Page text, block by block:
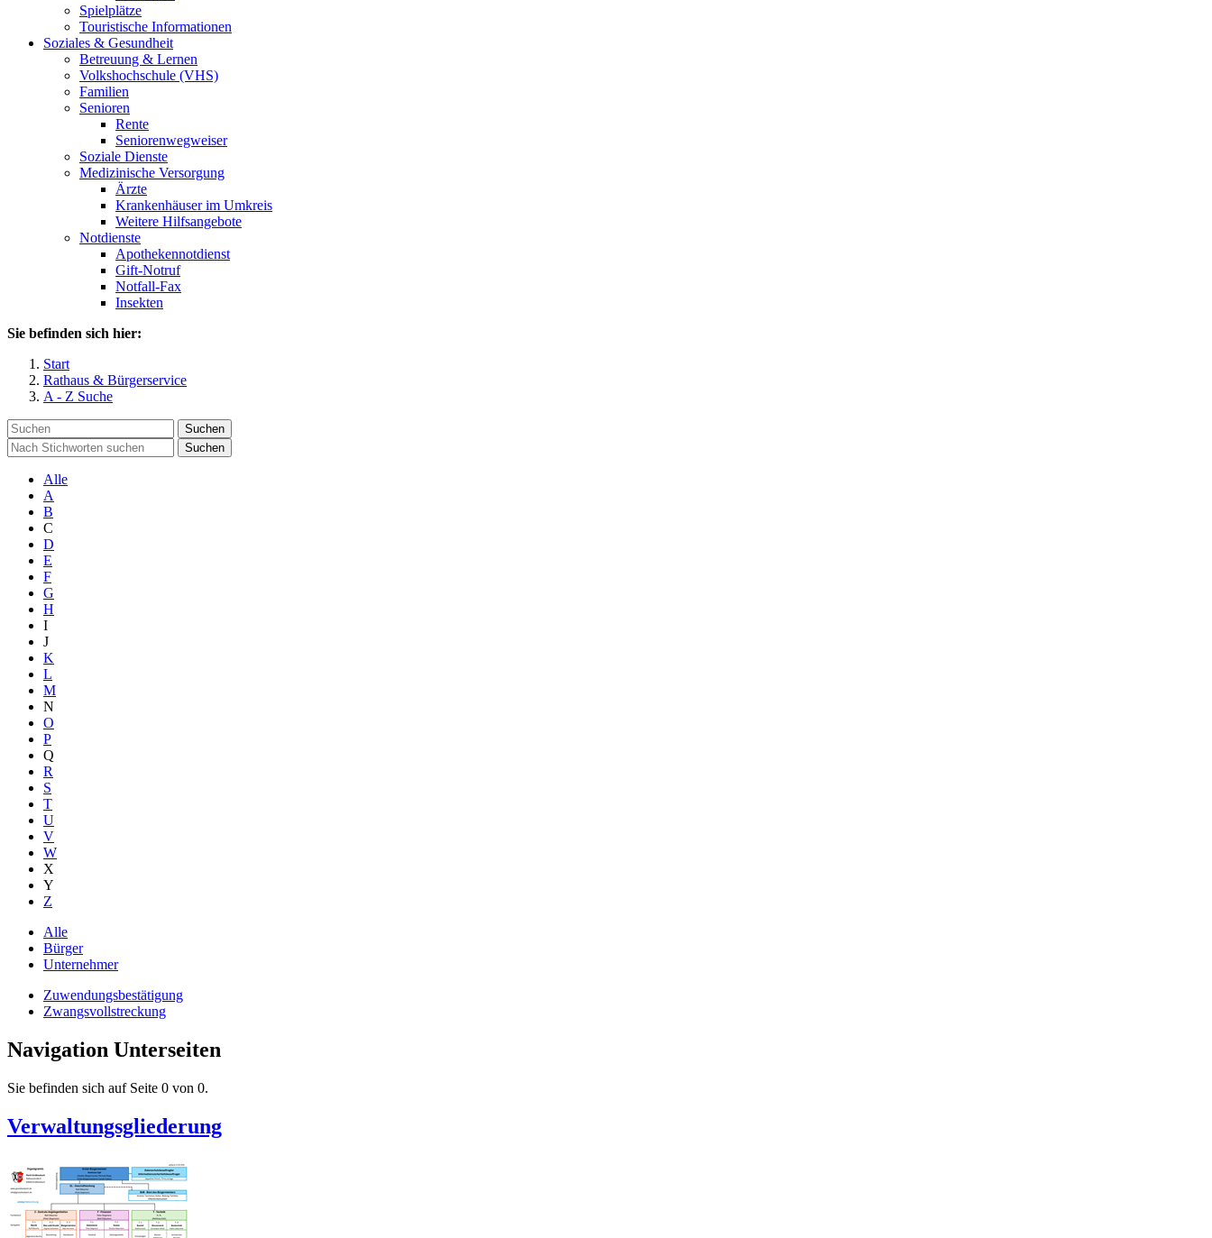
Spielplätze
Touristische Informationen
Soziales & Gesundheit
Betreuung & Lernen
Volkshochschule (VHS)
Familien
Senioren
Rente
Seniorenwegweiser
Soziale Dienste
Medizinische Versorgung
Ärzte
Krankenhäuser im Umkreis
Weitere Hilfsangebote
Notdienste
Apothekennotdienst
Gift-Notruf
Notfall-Fax
Insekten
Sie befinden sich hier:
Start
Rathaus & Bürgerservice
A - Z Suche
Suchen
Suchen
Alle
A
B
C
D
E
F
G
H
I
J
K
L
M
N
O
P
Q
R
S
T
U
V
W
X
Y
Z
Alle
Bürger
Unternehmer
Zuwendungsbestätigung
Zwangsvollstreckung
Navigation Unterseiten
Sie befinden sich auf Seite 0 von 0.
Verwaltungsgliederung